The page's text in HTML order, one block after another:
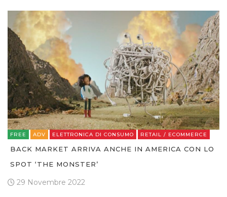
FREE ADV ELETTRONICA DI CONSUMO RETAIL / ECOMMERCE
BACK MARKET ARRIVA ANCHE IN AMERICA CON LO
SPOT ‘THE MONSTER’
29 Novembre 2022